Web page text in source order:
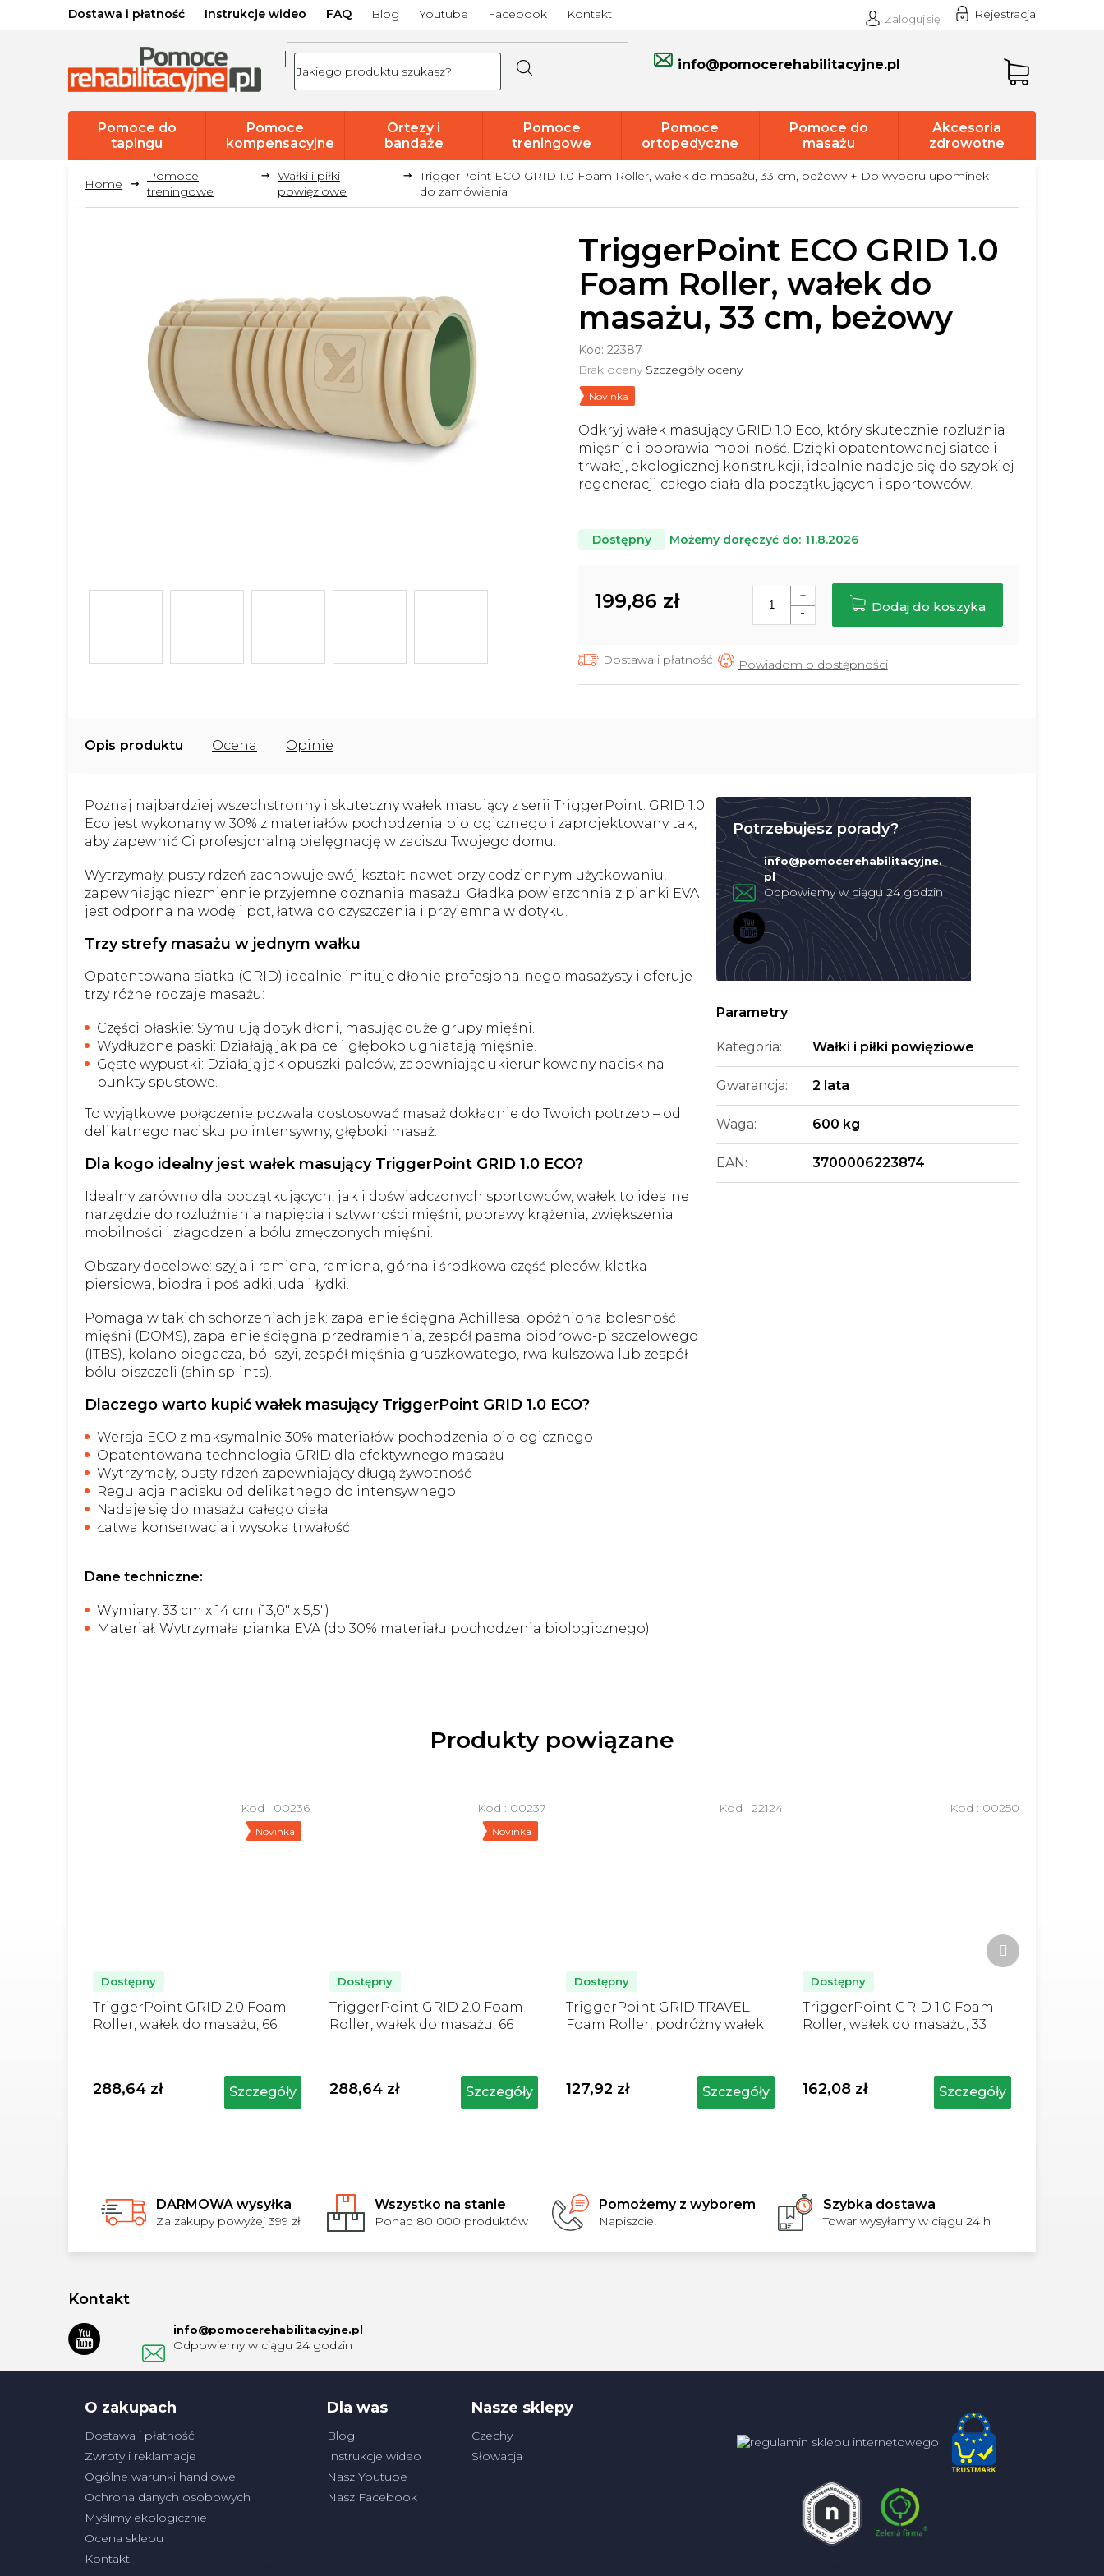
Dostawa i płatność Instrukcje wideo FAQ Blog Youtube Facebook Kontakt Rejestracja
Zaloguj się
info@pomocerehabilitacyjne.pl
Pomoce do
tapingu
Pomoce
kompensacyjne
Ortezy i
bandaże
Pomoce
treningowe
Pomoce
ortopedyczne
Pomoce do
masażu
Akcesoria
zdrowotne
Promocje i
Pomoce
treningowe
Wałki i piłki
powięziowe
TriggerPoint ECO GRID 1.0 Foam Roller, wałek do masażu, 33 cm, beżowy + Do wyboru upominek
do zamówienia
Dostępny Możemy doręczyć do: 11.8.2026
199,86 zł Dodaj do koszyka
Odkryj wałek masujący GRID 1.0 Eco, który skutecznie rozluźnia
mięśnie i poprawia mobilność. Dzięki opatentowanej siatce i
trwałej, ekologicznej konstrukcji, idealnie nadaje się do szybkiej
regeneracji całego ciała dla początkujących i sportowców.
TriggerPoint ECO GRID 1.0
Foam Roller, wałek do
masażu, 33 cm, beżowy
Kod: 22387
Novinka
Średnia
ocena
produktu
0,0
na
5
gwiazdek.
Brak oceny Szczegóły oceny
Dostawa i płatność
DARMOWA wysyłka
Za zakupy powyżej 399 zł
Wszystko na stanie
Ponad 80 000 produktów
Pomożemy z wyborem
Napiszcie!
Szybka dostawa
Towar wysyłamy w ciągu 24 h
Produkty powiązane
Novinka
TriggerPoint GRID 2.0 Foam
Roller, wałek do masażu, 66
Dostępny
288,64 zł Szczegóły
Kod : 00236
Novinka
TriggerPoint GRID 2.0 Foam
Roller, wałek do masażu, 66
Dostępny
288,64 zł Szczegóły
Kod : 00237
TriggerPoint GRID TRAVEL
Foam Roller, podróżny wałek
Dostępny
127,92 zł Szczegóły
Kod : 22124
TriggerPoint GRID 1.0 Foam
Roller, wałek do masażu, 33
Dostępny
162,08 zł Szczegóły
Kod : 00250
Produkt
następny
Opis Ocena Opinie
Poznaj najbardziej wszechstronny i skuteczny wałek masujący z serii TriggerPoint. GRID 1.0
Eco jest wykonany w 30% z materiałów pochodzenia biologicznego i zaprojektowany tak,
aby zapewnić Ci profesjonalną pielęgnację w zaciszu Twojego domu.
Wytrzymały, pusty rdzeń zachowuje swój kształt nawet przy codziennym użytkowaniu,
zapewniając niezmiennie przyjemne doznania masażu. Gładka powierzchnia z pianki EVA
jest odporna na wodę i pot, łatwa do czyszczenia i przyjemna w dotyku.
Trzy strefy masażu w jednym wałku
Opatentowana siatka (GRID) idealnie imituje dłonie profesjonalnego masażysty i oferuje
trzy różne rodzaje masażu:
Części płaskie: Symulują dotyk dłoni, masując duże grupy mięśni.
Wydłużone paski: Działają jak palce i głęboko ugniatają mięśnie.
Gęste wypustki: Działają jak opuszki palców, zapewniając ukierunkowany nacisk na
punkty spustowe.
To wyjątkowe połączenie pozwala dostosować masaż dokładnie do Twoich potrzeb – od
delikatnego nacisku po intensywny, głęboki masaż.
Dla kogo idealny jest wałek masujący TriggerPoint GRID 1.0 ECO?
Idealny zarówno dla początkujących, jak i doświadczonych sportowców, wałek to idealne
narzędzie do rozluźniania napięcia i sztywności mięśni, poprawy krążenia, zwiększenia
mobilności i złagodzenia bólu zmęczonych mięśni.
Obszary docelowe: szyja i ramiona, ramiona, górna i środkowa część pleców, klatka
piersiowa, biodra i pośladki, uda i łydki.
Pomaga w takich schorzeniach jak: zapalenie ścięgna Achillesa, opóźniona bolesność
mięśni (DOMS), zapalenie ścięgna przedramienia, zespół pasma biodrowo-piszczelowego
(ITBS), kolano biegacza, ból szyi, zespół mięśnia gruszkowatego, rwa kulszowa lub zespół
bólu piszczeli (shin splints).
Dlaczego warto kupić wałek masujący TriggerPoint GRID 1.0 ECO?
Wersja ECO z maksymalnie 30% materiałów pochodzenia biologicznego
Opatentowana technologia GRID dla efektywnego masażu
Wytrzymały, pusty rdzeń zapewniający długą żywotność
Regulacja nacisku od delikatnego do intensywnego
Nadaje się do masażu całego ciała
Łatwa konserwacja i wysoka trwałość
Dane techniczne:
Wymiary: 33 cm x 14 cm (13,0" x 5,5")
Materiał: Wytrzymała pianka EVA (do 30% materiału pochodzenia biologicznego)
Potrzebujesz porady?
info@pomocerehabilitacyjne.
pl
Kategoria: Wałki i piłki powięziowe
Gwarancja: 2 lata
Waga: 600 kg
EAN: 3700006223874
Kontakt
info@pomocerehabilitacyjne.pl
O zakupach
Dostawa i płatność
Zwroty i reklamacje
Ogólne warunki handlowe
Ochrona danych osobowych
Myślimy ekologicznie
Ocena sklepu
Kontakt
Dla was
Blog
Instrukcje wideo
Nasz Youtube
Nasz Facebook
Nasze sklepy
Czechy
Słowacja